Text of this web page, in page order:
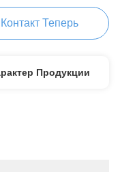
Контакт Теперь
Продукции